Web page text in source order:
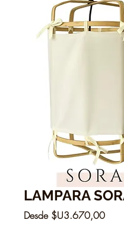
LAMPARA
Desde $U3.670,00Precio